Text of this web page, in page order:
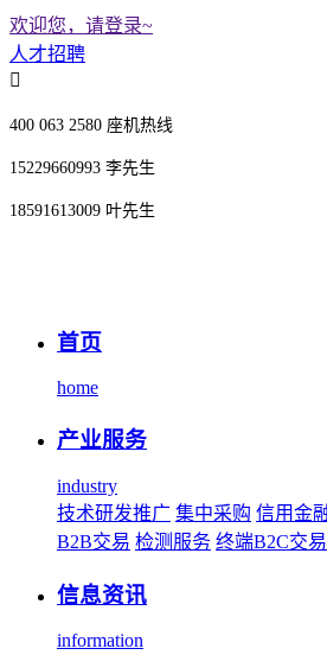
欢迎您，请登录~
人才招聘
400 063 2580 座机热线
15229660993 李先生
18591613009 叶先生
首页
home
产业服务
industry
技术研发推广 集中采购 信用金
B2B交易 检测服务 终端B2C交易
信息资讯
information